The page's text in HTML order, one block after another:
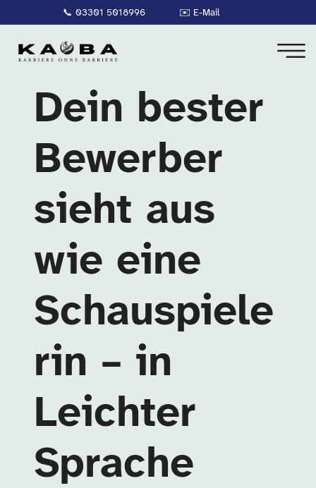
📞 03301 5018996 ✉️ E-Mail
Dein bester
Bewerber
sieht aus
wie eine
Schauspiele
rin – in
Leichter
Sprache